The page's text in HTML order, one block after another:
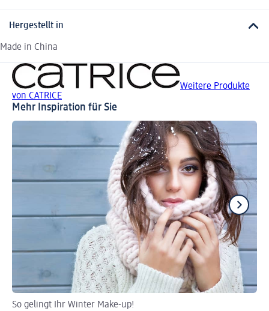
Hergestellt in
Made in China
Weitere Produkte
von CATRICE
Mehr Inspiration für Sie
So gelingt Ihr Winter Make-up!